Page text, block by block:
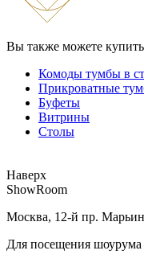
Вы также можете
Комоды тумбы в
Прикроватные
Буфеты
Витрины
Столы
Наверх
ShowRoom
Москва, 12-й пр.
Для посещения шоурума